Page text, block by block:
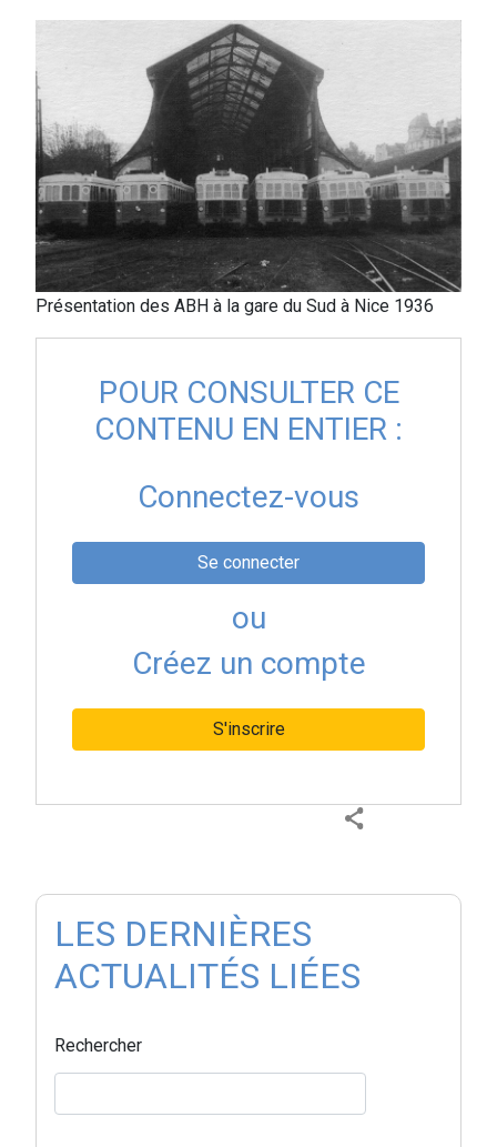
Présentation des ABH à la gare du Sud à Nice 1936
POUR CONSULTER CE
CONTENU EN ENTIER :
Connectez-vous
Se connecter
ou
Créez un compte
S'inscrire
LES DERNIÈRES
ACTUALITÉS LIÉES
Rechercher